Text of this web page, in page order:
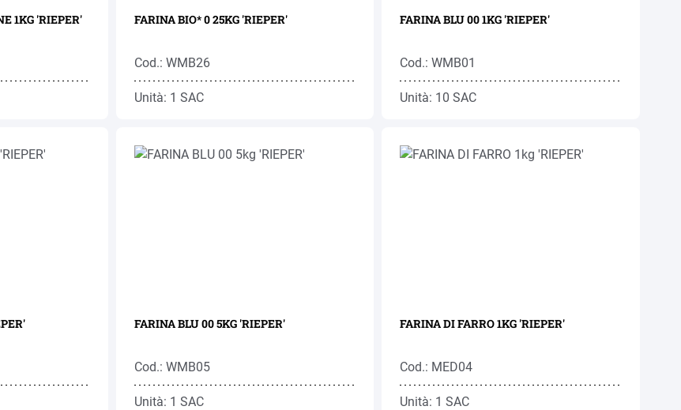
1KG 'RIEPER' FARINA BIO* 0 25KG 'RIEPER'
Cod.: WMB26
Unità: 1 SAC
FARINA BLU 00 1KG 'RIEPER'
Cod.: WMB01
Unità: 10 SAC
FARINA BLU 00 5KG 'RIEPER'
Cod.: WMB05
Unità: 1 SAC
FARINA DI FARRO 1KG 'RIEPER'
Cod.: MED04
Unità: 1 SAC